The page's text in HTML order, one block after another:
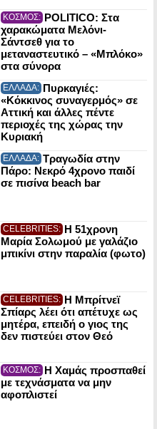
ΚΟΣΜΟΣ: POLITICO: Στα
χαρακώματα Μελόνι-
Σάντσεθ για το
μεταναστευτικό – «Μπλόκο»
στα σύνορα
ΕΛΛΑΔΑ: Πυρκαγιές:
«Κόκκινος συναγερμός» σε
Αττική και άλλες πέντε
περιοχές της χώρας την
Κυριακή
ΕΛΛΑΔΑ: Τραγωδία στην
Πάρο: Νεκρό 4χρονο παιδί
σε πισίνα beach bar
CELEBRITIES: Η 51χρονη
Μαρία Σολωμού με γαλάζιο
μπικίνι στην παραλία (φωτο)
CELEBRITIES: Η Μπρίτνεϊ
Σπίαρς λέει ότι απέτυχε ως
μητέρα, επειδή ο γιος της
δεν πιστεύει στον Θεό
ΚΟΣΜΟΣ: Η Χαμάς προσπαθεί
με τεχνάσματα να μην
αφοπλιστεί